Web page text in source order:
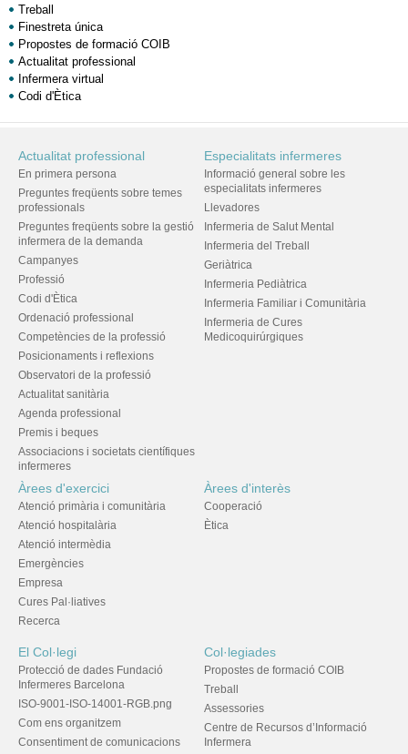
Treball
Finestreta única
Propostes de formació COIB
Actualitat professional
Infermera virtual
Codi d'Ètica
Actualitat professional
En primera persona
Preguntes freqüents sobre temes
professionals
Preguntes freqüents sobre la gestió
infermera de la demanda
Campanyes
Professió
Codi d'Ètica
Ordenació professional
Competències de la professió
Posicionaments i reflexions
Observatori de la professió
Actualitat sanitària
Agenda professional
Premis i beques
Associacions i societats científiques
infermeres
Especialitats infermeres
Informació general sobre les
especialitats infermeres
Llevadores
Infermeria de Salut Mental
Infermeria del Treball
Geriàtrica
Infermeria Pediàtrica
Infermeria Familiar i Comunitària
Infermeria de Cures
Medicoquirúrgiques
Àrees d'exercici
Atenció primària i comunitària
Atenció hospitalària
Atenció intermèdia
Emergències
Empresa
Cures Pal·liatives
Recerca
Àrees d'interès
Cooperació
Ètica
El Col·legi
Protecció de dades Fundació
Infermeres Barcelona
ISO-9001-ISO-14001-RGB.png
Com ens organitzem
Consentiment de comunicacions
Col·legiades
Propostes de formació COIB
Treball
Assessories
Centre de Recursos d’Informació
Infermera